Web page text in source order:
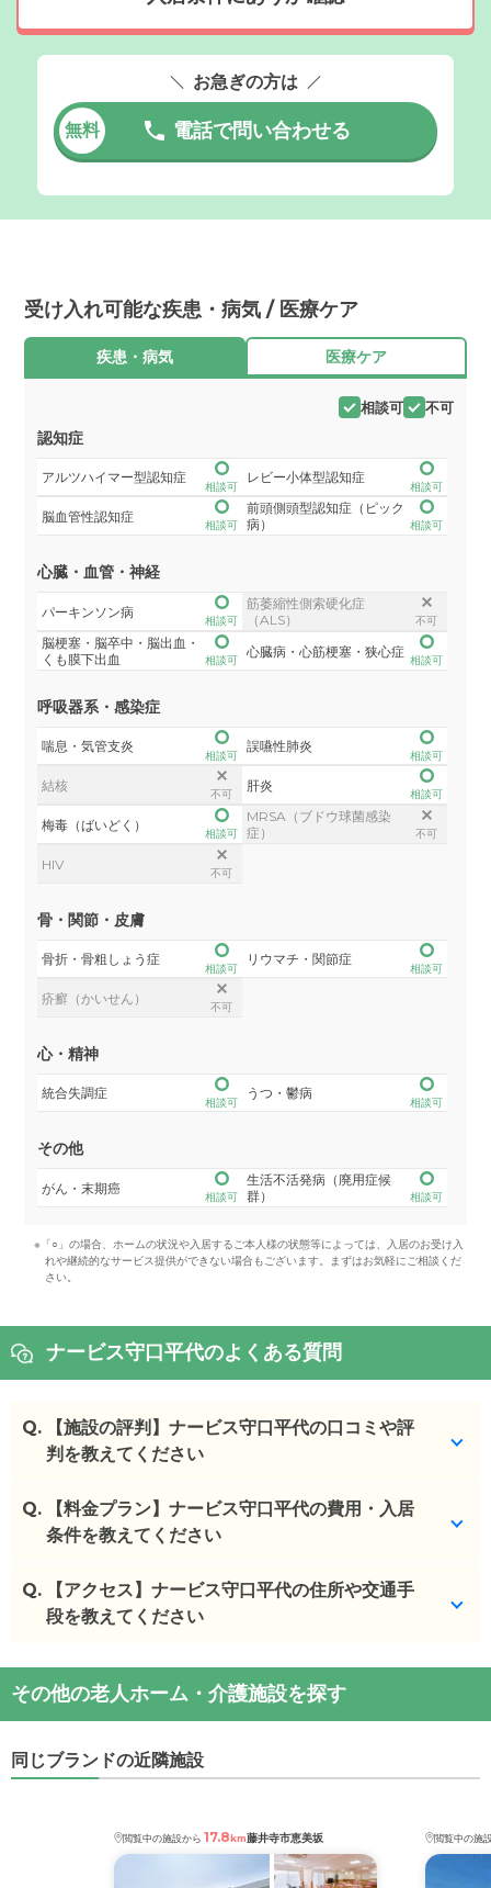
お急ぎの方は
無料 電話で問い合わせる
受け入れ可能な疾患・病気 / 医療ケア
疾患・病気 医療ケア
相談可 不可
認知症
アルツハイマー型認知症
相談可
レビー小体型認知症
相談可
脳血管性認知症
相談可
前頭側頭型認知症（ピック
病）
相談可
心臓・血管・神経
パーキンソン病
相談可
筋萎縮性側索硬化症
（ALS）
不可
脳梗塞・脳卒中・脳出血・
くも膜下出血
相談可
心臓病・心筋梗塞・狭心症
相談可
呼吸器系・感染症
喘息・気管支炎
相談可
誤嚥性肺炎
相談可
結核
不可
肝炎
相談可
梅毒（ばいどく）
相談可
MRSA（ブドウ球菌感染
症）
不可
HIV
不可
骨・関節・皮膚
骨折・骨粗しょう症
相談可
リウマチ・関節症
相談可
疥癬（かいせん）
不可
心・精神
統合失調症
相談可
うつ・鬱病
相談可
その他
がん・末期癌
相談可
生活不活発病（廃用症候
群）
相談可
※「○」の場合、ホームの状況や入居するご本人様の状態等によっては、入居のお受け入
れや継続的なサービス提供ができない場合もございます。まずはお気軽にご相談くだ
さい。
ナービス守口平代のよくある質問
Q.
【施設の評判】ナービス守口平代の口コミや評
判を教えてください
ナービス守口平代を見学した方の口コミを確認でき
ます。
ナービス守口平代 の 口コミ
・個室の部屋もそこそこ清潔で、食堂も広く、入居
者と団欒できるリ...
じで、特に問題に...
施設の雰囲気
ナービス守口平代のページでは、14枚の施設写真を
見ることができます。
◎ケアスル 介護の3つの特徴
・経験豊富な入居相談員が完全無料で施設探しをサ
Q.
【料金プラン】ナービス守口平代の費用・入居
条件を教えてください
ナービス守口平代の入居金・月額料金は次のとおり
です。
・月額費用が17.9〜32.7万円
・要介護度：要支援1、要支援2、要介護1、要介護
ケアスル 介護では詳細な料金プラン をご確認頂けま
す。詳しくは
Q.
【アクセス】ナービス守口平代の住所や交通手
段を教えてください
ナービス守口平代の交通アクセス
・住所：大阪府守口市平代町8-1
・最寄り駅：太子橋今市駅0.2km土居駅0.3km滝
井駅0.3km千林駅0.7km
1.0km千林大宮駅1.0km守口駅1.1km森小路駅
ナービス守口平代の 交通アクセス
・電 車： 地下鉄谷町線・今里筋線 太子橋今市 駅
その他の老人ホーム・介護施設を探す
同じブランドの近隣施設
閲覧中の施設から 17.8km藤井寺市恵美坂 閲覧中の施